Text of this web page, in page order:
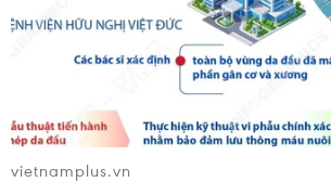
Dự luật trừng phạt Nga của
Mỹ có thể khiến châu Âu chịu tác
động ngược
05/08/2026 04:58
vietnamplus.vn